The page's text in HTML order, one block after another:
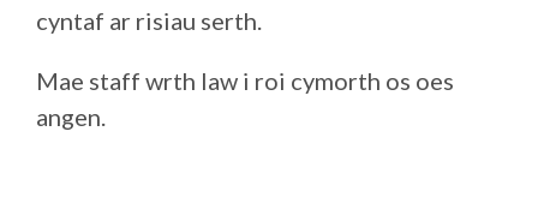
cyntaf ar risiau serth.
Mae staff wrth law i roi cymorth os oes
angen.